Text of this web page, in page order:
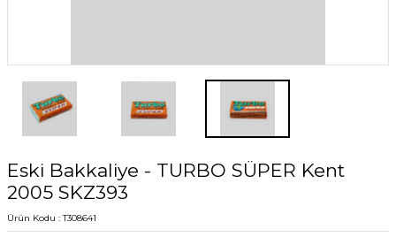
Eski Bakkaliye - TURBO SÜPER Kent
2005 SKZ393
Ürün Kodu :T308641